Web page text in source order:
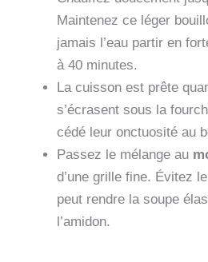
Maintenez ce léger
jamais l’eau partir en
à 40 minutes.
La cuisson est prête
s’écrasent sous la
cédé leur onctuosité au
Passez le mélange au
d’une grille fine. Évitez
peut rendre la soupe
l’amidon.